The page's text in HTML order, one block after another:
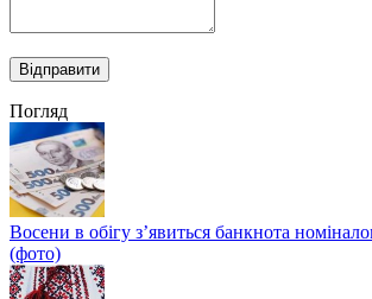
Погляд
Восени в обігу з’явиться банкнота
(фото)